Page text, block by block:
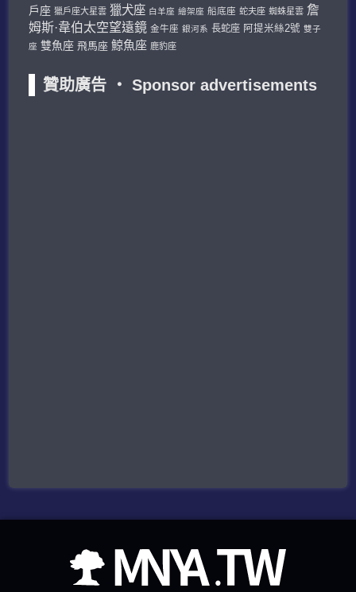
戶座 獵戶座大星雲 獵犬座 白羊座 繪架座 船底座 蛇夫座 蜘蛛星雲 詹
姆斯·韋伯太空望遠鏡 金牛座 銀河系 長蛇座 阿提米絲2號 雙子
座 雙魚座 飛馬座 鯨魚座 鹿豹座
贊助廣告 ‧ Sponsor advertisements